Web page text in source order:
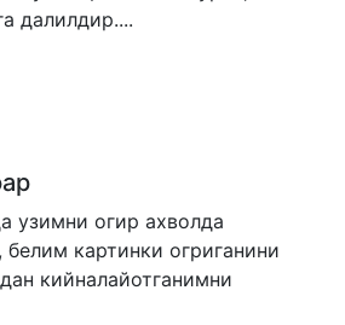
далилдир....
узимни огир ахволда
белим картинки огриганини
кийналайотганимни